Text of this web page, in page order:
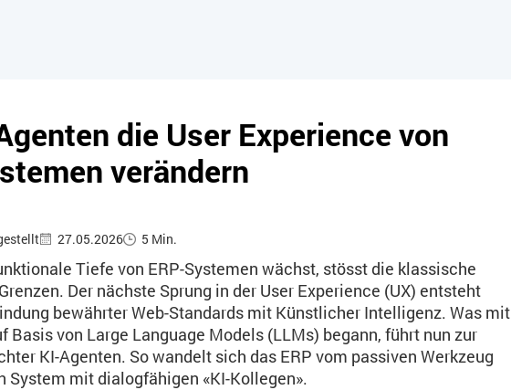
die User Experience von
verändern
27.05.2026 5 Min.
Tiefe von ERP-Systemen wächst, stösst die klassische
Der nächste Sprung in der User Experience (UX) entsteht
bewährter Web-Standards mit Künstlicher Intelligenz. Was mit
Basis von Large Language Models (LLMs) begann, führt nun zur
KI-Agenten. So wandelt sich das ERP vom passiven Werkzeug
System mit dialogfähigen «KI-Kollegen».